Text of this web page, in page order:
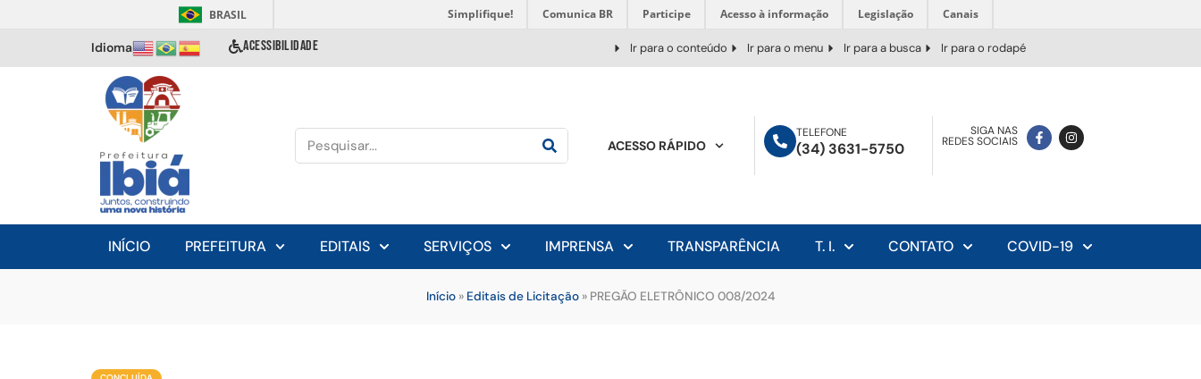
BRASIL Simplifique! Comunica BR Participe Acesso à informação Legislação Canais
Idioma ACESSIBILIDADE Ir para o conteúdo Ir para o menu Ir para a busca Ir para o rodapé
ACESSO RÁPIDO
TELEFONE
(34) 3631-5750
SIGA NAS
REDES SOCIAIS
INÍCIO PREFEITURA EDITAIS SERVIÇOS IMPRENSA TRANSPARÊNCIA T. I. CONTATO COVID-19
Início » Editais de Licitação » PREGÃO ELETRÔNICO 008/2024